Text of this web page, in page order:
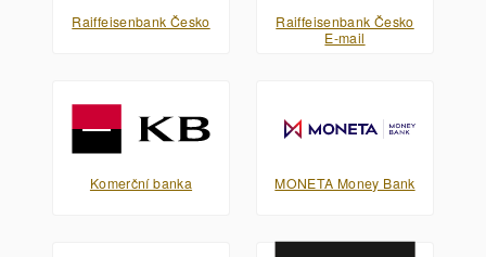
Raiffeisenbank Česko
Raiffeisenbank Česko
E-mail
Komerční banka MONETA Money Bank